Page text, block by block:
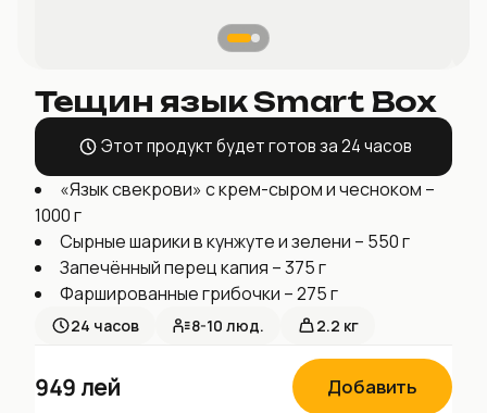
Тещин язык Smart Box
Этот продукт будет готов за 24 часов
«Язык свекрови» с крем-сыром и чесноком –
1000 г
Сырные шарики в кунжуте и зелени – 550 г
Запечённый перец капия – 375 г
Фаршированные грибочки – 275 г
24 часов 8-10 люд. 2.2 кг
949 лей Добавить